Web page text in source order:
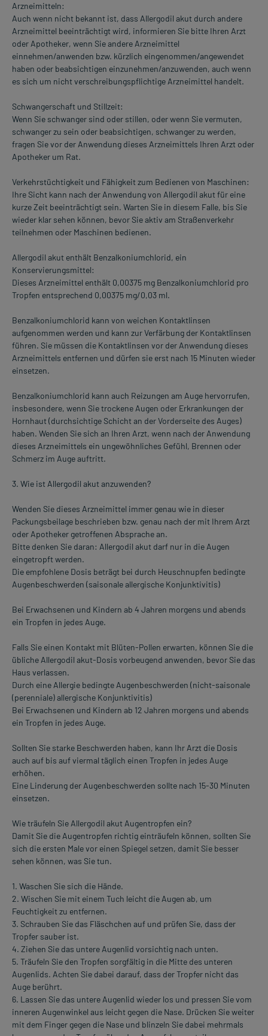
Arzneimitteln:
Auch wenn nicht bekannt ist, dass Allergodil akut durch andere
Arzneimittel beeinträchtigt wird, informieren Sie bitte Ihren Arzt
oder Apotheker, wenn Sie andere Arzneimittel
einnehmen/anwenden bzw. kürzlich eingenommen/angewendet
haben oder beabsichtigen einzunehmen/anzuwenden, auch wenn
es sich um nicht verschreibungspflichtige Arzneimittel handelt.
Schwangerschaft und Stillzeit:
Wenn Sie schwanger sind oder stillen, oder wenn Sie vermuten,
schwanger zu sein oder beabsichtigen, schwanger zu werden,
fragen Sie vor der Anwendung dieses Arzneimittels Ihren Arzt oder
Apotheker um Rat.
Verkehrstüchtigkeit und Fähigkeit zum Bedienen von Maschinen:
Ihre Sicht kann nach der Anwendung von Allergodil akut für eine
kurze Zeit beeinträchtigt sein. Warten Sie in diesem Falle, bis Sie
wieder klar sehen können, bevor Sie aktiv am Straßenverkehr
teilnehmen oder Maschinen bedienen.
Allergodil akut enthält Benzalkoniumchlorid, ein
Konservierungsmittel:
Dieses Arzneimittel enthält 0,00375 mg Benzalkoniumchlorid pro
Tropfen entsprechend 0,00375 mg/0,03 ml.
Benzalkoniumchlorid kann von weichen Kontaktlinsen
aufgenommen werden und kann zur Verfärbung der Kontaktlinsen
führen. Sie müssen die Kontaktlinsen vor der Anwendung dieses
Arzneimittels entfernen und dürfen sie erst nach 15 Minuten wieder
einsetzen.
Benzalkoniumchlorid kann auch Reizungen am Auge hervorrufen,
insbesondere, wenn Sie trockene Augen oder Erkrankungen der
Hornhaut (durchsichtige Schicht an der Vorderseite des Auges)
haben. Wenden Sie sich an Ihren Arzt, wenn nach der Anwendung
dieses Arzneimittels ein ungewöhnliches Gefühl, Brennen oder
Schmerz im Auge auftritt.
3. Wie ist Allergodil akut anzuwenden?
Wenden Sie dieses Arzneimittel immer genau wie in dieser
Packungsbeilage beschrieben bzw. genau nach der mit Ihrem Arzt
oder Apotheker getroffenen Absprache an.
Bitte denken Sie daran: Allergodil akut darf nur in die Augen
eingetropft werden.
Die empfohlene Dosis beträgt bei durch Heuschnupfen bedingte
Augenbeschwerden (saisonale allergische Konjunktivitis)
Bei Erwachsenen und Kindern ab 4 Jahren morgens und abends
ein Tropfen in jedes Auge.
Falls Sie einen Kontakt mit Blüten-Pollen erwarten, können Sie die
übliche Allergodil akut-Dosis vorbeugend anwenden, bevor Sie das
Haus verlassen.
Durch eine Allergie bedingte Augenbeschwerden (nicht-saisonale
(perenniale) allergische Konjunktivitis)
Bei Erwachsenen und Kindern ab 12 Jahren morgens und abends
ein Tropfen in jedes Auge.
Sollten Sie starke Beschwerden haben, kann Ihr Arzt die Dosis
auch auf bis auf viermal täglich einen Tropfen in jedes Auge
erhöhen.
Eine Linderung der Augenbeschwerden sollte nach 15-30 Minuten
einsetzen.
Wie träufeln Sie Allergodil akut Augentropfen ein?
Damit Sie die Augentropfen richtig einträufeln können, sollten Sie
sich die ersten Male vor einen Spiegel setzen, damit Sie besser
sehen können, was Sie tun.
1. Waschen Sie sich die Hände.
2. Wischen Sie mit einem Tuch leicht die Augen ab, um
Feuchtigkeit zu entfernen.
3. Schrauben Sie das Fläschchen auf und prüfen Sie, dass der
Tropfer sauber ist.
4. Ziehen Sie das untere Augenlid vorsichtig nach unten.
5. Träufeln Sie den Tropfen sorgfältig in die Mitte des unteren
Augenlids. Achten Sie dabei darauf, dass der Tropfer nicht das
Auge berührt.
6. Lassen Sie das untere Augenlid wieder los und pressen Sie vom
inneren Augenwinkel aus leicht gegen die Nase. Drücken Sie weiter
mit dem Finger gegen die Nase und blinzeln Sie dabei mehrmals